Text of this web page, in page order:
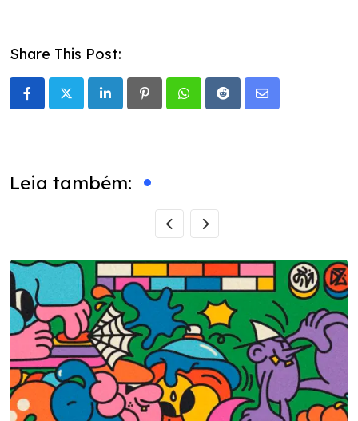
Share This Post:
LinkedIn PinterestWhatsappRedditShare
Leia também: